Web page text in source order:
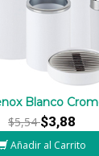
Blanco
$5,54$3,88
Añadir al Carrito